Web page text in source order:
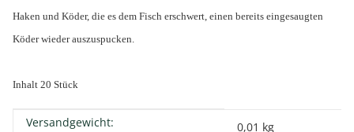
Haken und Köder, die es dem Fisch erschwert, einen bereits eingesaugten
Köder wieder auszuspucken.
Inhalt 20 Stück
Produkteigenschaft
Wert
Versandgewicht: 0,01 kg